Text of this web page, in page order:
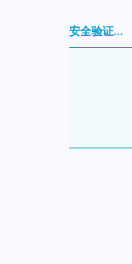
安全验证...